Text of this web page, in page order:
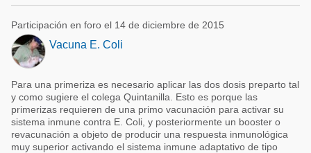
Participación en foro el 14 de diciembre de 2015
Vacuna E. Coli
Para una primeriza es necesario aplicar las dos dosis preparto tal
y como sugiere el colega Quintanilla. Esto es porque las
primerizas requieren de una primo vacunación para activar su
sistema inmune contra E. Coli, y posteriormente un booster o
revacunación a objeto de producir una respuesta inmunológica
muy superior activando el sistema inmune adaptativo de tipo